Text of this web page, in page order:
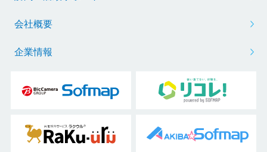
会社概要
企業情報